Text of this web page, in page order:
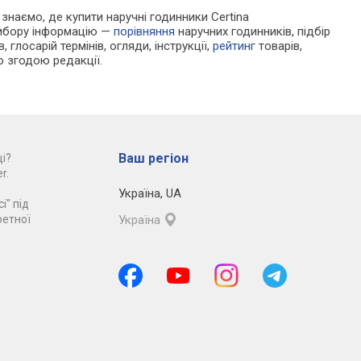
де купити наручні годинники Certina
інформацію —порівняння наручних годинників, підбір
термінів, огляди, інструкції,рейтинг товарів,
згодою редакції.
під
Ваш регіон
Україна, UA
Україна